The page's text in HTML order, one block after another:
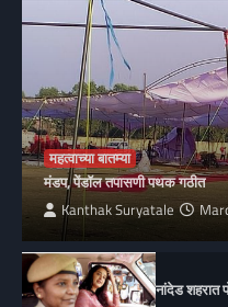
महत्वाच्या बातम्या
मंडप, पेंडॉल तपासणी पथक गठीत
Kanthak Suryatale
नांदेड शहरात